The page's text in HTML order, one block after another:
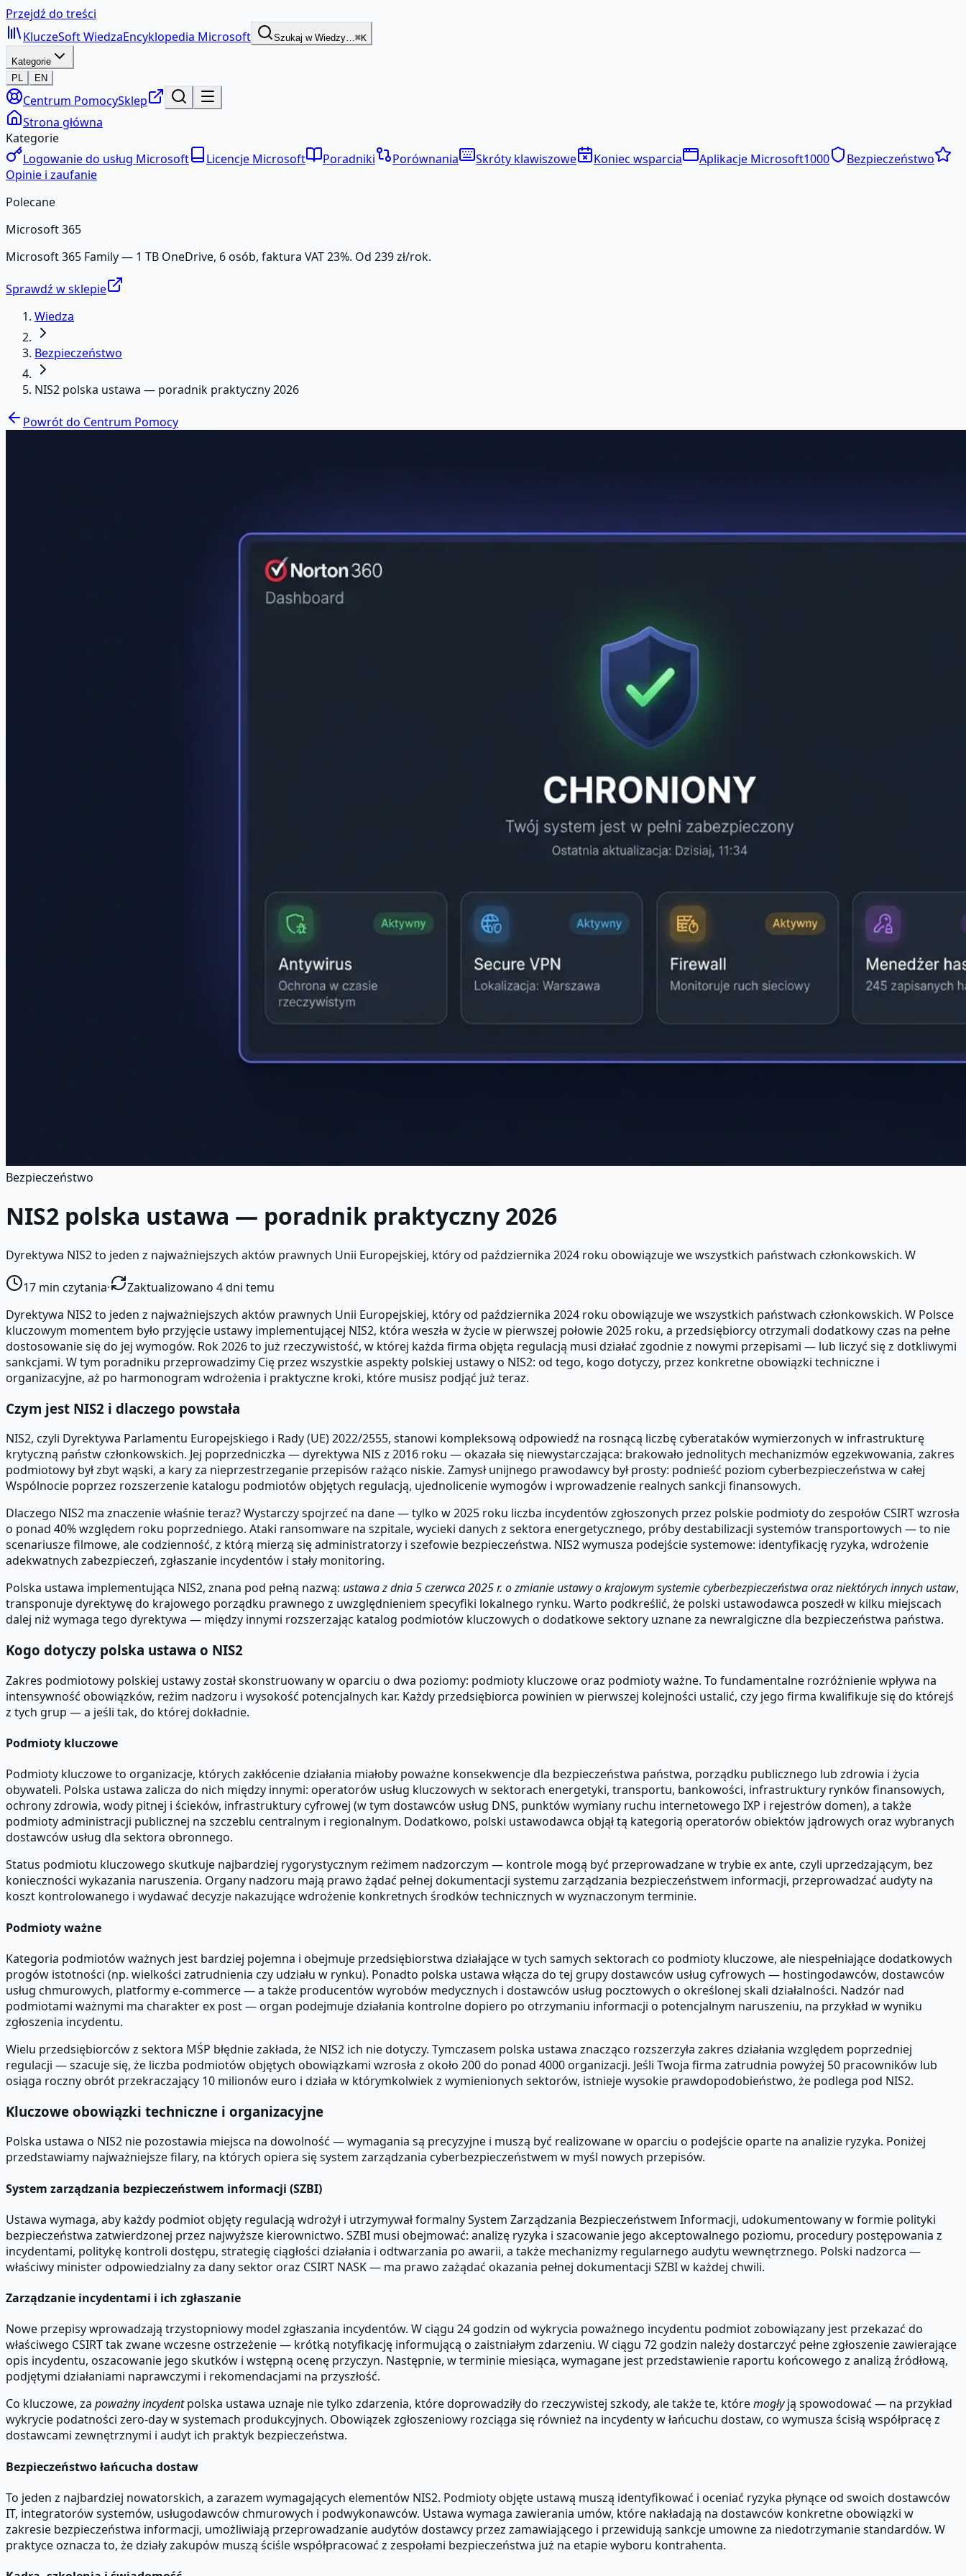
Przejdź do treści
KluczeSoftWiedzaEncyklopedia Microsoft Szukaj w Wiedzy…⌘K
Kategorie
PL
EN
Centrum PomocySklep
Strona główna
Kategorie
Logowanie do usług Microsoft
Licencje Microsoft Poradniki Porównania Skróty klawiszowe Koniec wsparcia Aplikacje Microsoft1000
Bezpieczeństwo
Opinie i zaufanie
Polecane
Microsoft 365
Microsoft 365 Family — 1 TB OneDrive, 6 osób, faktura VAT 23%. Od 239 zł/rok.
Sprawdź w sklepie
Wiedza
Bezpieczeństwo
NIS2 polska ustawa — poradnik praktyczny 2026
Powrót do Centrum Pomocy
Bezpieczeństwo
NIS2 polska ustawa — poradnik praktyczny 2026
Dyrektywa NIS2 to jeden z najważniejszych aktów prawnych Unii Europejskiej, który od października 2024 roku obowiązuje we wszystkich państwach członkowskich. W
17 min czytania·
Zaktualizowano 4 dni temu
Dyrektywa NIS2 to jeden z najważniejszych aktów prawnych Unii Europejskiej, który od października 2024 roku obowiązuje we wszystkich państwach członkowskich. W Polsce
kluczowym momentem było przyjęcie ustawy implementującej NIS2, która weszła w życie w pierwszej połowie 2025 roku, a przedsiębiorcy otrzymali dodatkowy czas na pełne
dostosowanie się do jej wymogów. Rok 2026 to już rzeczywistość, w której każda firma objęta regulacją musi działać zgodnie z nowymi przepisami — lub liczyć się z dotkliwymi
sankcjami. W tym poradniku przeprowadzimy Cię przez wszystkie aspekty polskiej ustawy o NIS2: od tego, kogo dotyczy, przez konkretne obowiązki techniczne i
organizacyjne, aż po harmonogram wdrożenia i praktyczne kroki, które musisz podjąć już teraz.
Czym jest NIS2 i dlaczego powstała
NIS2, czyli Dyrektywa Parlamentu Europejskiego i Rady (UE) 2022/2555, stanowi kompleksową odpowiedź na rosnącą liczbę cyberataków wymierzonych w infrastrukturę
krytyczną państw członkowskich. Jej poprzedniczka — dyrektywa NIS z 2016 roku — okazała się niewystarczająca: brakowało jednolitych mechanizmów egzekwowania, zakres
podmiotowy był zbyt wąski, a kary za nieprzestrzeganie przepisów rażąco niskie. Zamysł unijnego prawodawcy był prosty: podnieść poziom cyberbezpieczeństwa w całej
Wspólnocie poprzez rozszerzenie katalogu podmiotów objętych regulacją, ujednolicenie wymogów i wprowadzenie realnych sankcji finansowych.
Dlaczego NIS2 ma znaczenie właśnie teraz? Wystarczy spojrzeć na dane — tylko w 2025 roku liczba incydentów zgłoszonych przez polskie podmioty do zespołów CSIRT wzrosła
o ponad 40% względem roku poprzedniego. Ataki ransomware na szpitale, wycieki danych z sektora energetycznego, próby destabilizacji systemów transportowych — to nie
scenariusze filmowe, ale codzienność, z którą mierzą się administratorzy i szefowie bezpieczeństwa. NIS2 wymusza podejście systemowe: identyfikację ryzyka, wdrożenie
adekwatnych zabezpieczeń, zgłaszanie incydentów i stały monitoring.
Polska ustawa implementująca NIS2, znana pod pełną nazwą: ustawa z dnia 5 czerwca 2025 r. o zmianie ustawy o krajowym systemie cyberbezpieczeństwa oraz niektórych innych ustaw,
transponuje dyrektywę do krajowego porządku prawnego z uwzględnieniem specyfiki lokalnego rynku. Warto podkreślić, że polski ustawodawca poszedł w kilku miejscach
dalej niż wymaga tego dyrektywa — między innymi rozszerzając katalog podmiotów kluczowych o dodatkowe sektory uznane za newralgiczne dla bezpieczeństwa państwa.
Kogo dotyczy polska ustawa o NIS2
Zakres podmiotowy polskiej ustawy został skonstruowany w oparciu o dwa poziomy: podmioty kluczowe oraz podmioty ważne. To fundamentalne rozróżnienie wpływa na
intensywność obowiązków, reżim nadzoru i wysokość potencjalnych kar. Każdy przedsiębiorca powinien w pierwszej kolejności ustalić, czy jego firma kwalifikuje się do którejś
z tych grup — a jeśli tak, do której dokładnie.
Podmioty kluczowe
Podmioty kluczowe to organizacje, których zakłócenie działania miałoby poważne konsekwencje dla bezpieczeństwa państwa, porządku publicznego lub zdrowia i życia
obywateli. Polska ustawa zalicza do nich między innymi: operatorów usług kluczowych w sektorach energetyki, transportu, bankowości, infrastruktury rynków finansowych,
ochrony zdrowia, wody pitnej i ścieków, infrastruktury cyfrowej (w tym dostawców usług DNS, punktów wymiany ruchu internetowego IXP i rejestrów domen), a także
podmioty administracji publicznej na szczeblu centralnym i regionalnym. Dodatkowo, polski ustawodawca objął tą kategorią operatorów obiektów jądrowych oraz wybranych
dostawców usług dla sektora obronnego.
Status podmiotu kluczowego skutkuje najbardziej rygorystycznym reżimem nadzorczym — kontrole mogą być przeprowadzane w trybie ex ante, czyli uprzedzającym, bez
konieczności wykazania naruszenia. Organy nadzoru mają prawo żądać pełnej dokumentacji systemu zarządzania bezpieczeństwem informacji, przeprowadzać audyty na
koszt kontrolowanego i wydawać decyzje nakazujące wdrożenie konkretnych środków technicznych w wyznaczonym terminie.
Podmioty ważne
Kategoria podmiotów ważnych jest bardziej pojemna i obejmuje przedsiębiorstwa działające w tych samych sektorach co podmioty kluczowe, ale niespełniające dodatkowych
progów istotności (np. wielkości zatrudnienia czy udziału w rynku). Ponadto polska ustawa włącza do tej grupy dostawców usług cyfrowych — hostingodawców, dostawców
usług chmurowych, platformy e-commerce — a także producentów wyrobów medycznych i dostawców usług pocztowych o określonej skali działalności. Nadzór nad
podmiotami ważnymi ma charakter ex post — organ podejmuje działania kontrolne dopiero po otrzymaniu informacji o potencjalnym naruszeniu, na przykład w wyniku
zgłoszenia incydentu.
Wielu przedsiębiorców z sektora MŚP błędnie zakłada, że NIS2 ich nie dotyczy. Tymczasem polska ustawa znacząco rozszerzyła zakres działania względem poprzedniej
regulacji — szacuje się, że liczba podmiotów objętych obowiązkami wzrosła z około 200 do ponad 4000 organizacji. Jeśli Twoja firma zatrudnia powyżej 50 pracowników lub
osiąga roczny obrót przekraczający 10 milionów euro i działa w którymkolwiek z wymienionych sektorów, istnieje wysokie prawdopodobieństwo, że podlega pod NIS2.
Kluczowe obowiązki techniczne i organizacyjne
Polska ustawa o NIS2 nie pozostawia miejsca na dowolność — wymagania są precyzyjne i muszą być realizowane w oparciu o podejście oparte na analizie ryzyka. Poniżej
przedstawiamy najważniejsze filary, na których opiera się system zarządzania cyberbezpieczeństwem w myśl nowych przepisów.
System zarządzania bezpieczeństwem informacji (SZBI)
Ustawa wymaga, aby każdy podmiot objęty regulacją wdrożył i utrzymywał formalny System Zarządzania Bezpieczeństwem Informacji, udokumentowany w formie polityki
bezpieczeństwa zatwierdzonej przez najwyższe kierownictwo. SZBI musi obejmować: analizę ryzyka i szacowanie jego akceptowalnego poziomu, procedury postępowania z
incydentami, politykę kontroli dostępu, strategię ciągłości działania i odtwarzania po awarii, a także mechanizmy regularnego audytu wewnętrznego. Polski nadzorca —
właściwy minister odpowiedzialny za dany sektor oraz CSIRT NASK — ma prawo zażądać okazania pełnej dokumentacji SZBI w każdej chwili.
Zarządzanie incydentami i ich zgłaszanie
Nowe przepisy wprowadzają trzystopniowy model zgłaszania incydentów. W ciągu 24 godzin od wykrycia poważnego incydentu podmiot zobowiązany jest przekazać do
właściwego CSIRT tak zwane wczesne ostrzeżenie — krótką notyfikację informującą o zaistniałym zdarzeniu. W ciągu 72 godzin należy dostarczyć pełne zgłoszenie zawierające
opis incydentu, oszacowanie jego skutków i wstępną ocenę przyczyn. Następnie, w terminie miesiąca, wymagane jest przedstawienie raportu końcowego z analizą źródłową,
podjętymi działaniami naprawczymi i rekomendacjami na przyszłość.
Co kluczowe, za poważny incydentpolska ustawa uznaje nie tylko zdarzenia, które doprowadziły do rzeczywistej szkody, ale także te, któremogłyją spowodować — na przykład
wykrycie podatności zero-day w systemach produkcyjnych. Obowiązek zgłoszeniowy rozciąga się również na incydenty w łańcuchu dostaw, co wymusza ścisłą współpracę z
dostawcami zewnętrznymi i audyt ich praktyk bezpieczeństwa.
Bezpieczeństwo łańcucha dostaw
To jeden z najbardziej nowatorskich, a zarazem wymagających elementów NIS2. Podmioty objęte ustawą muszą identyfikować i oceniać ryzyka płynące od swoich dostawców
IT, integratorów systemów, usługodawców chmurowych i podwykonawców. Ustawa wymaga zawierania umów, które nakładają na dostawców konkretne obowiązki w
zakresie bezpieczeństwa informacji, umożliwiają przeprowadzanie audytów dostawcy przez zamawiającego i przewidują sankcje umowne za niedotrzymanie standardów. W
praktyce oznacza to, że działy zakupów muszą ściśle współpracować z zespołami bezpieczeństwa już na etapie wyboru kontrahenta.